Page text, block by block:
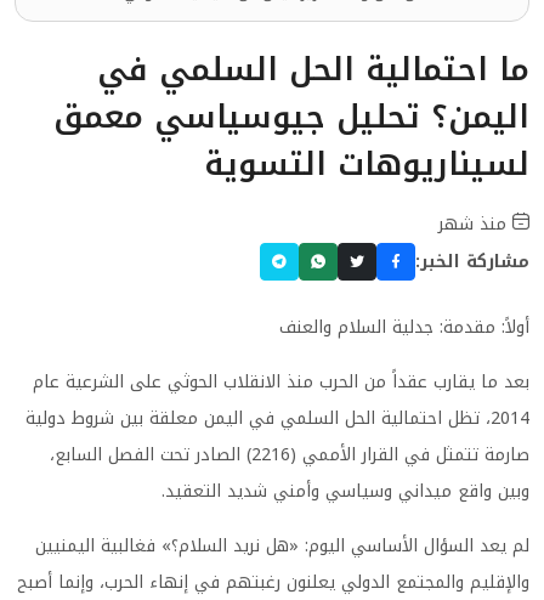
ما احتمالية الحل السلمي في
اليمن؟ تحليل جيوسياسي معمق
لسيناريوهات التسوية
منذ شهر
مشاركة الخبر:
أولاً: مقدمة: جدلية السلام والعنف
بعد ما يقارب عقداً من الحرب منذ الانقلاب الحوثي على الشرعية عام
2014، تظل احتمالية الحل السلمي في اليمن معلقة بين شروط دولية
صارمة تتمثل في القرار الأممي (2216) الصادر تحت الفصل السابع،
وبين واقع ميداني وسياسي وأمني شديد التعقيد.
لم يعد السؤال الأساسي اليوم: «هل نريد السلام؟» فغالبية اليمنيين
والإقليم والمجتمع الدولي يعلنون رغبتهم في إنهاء الحرب، وإنما أصبح